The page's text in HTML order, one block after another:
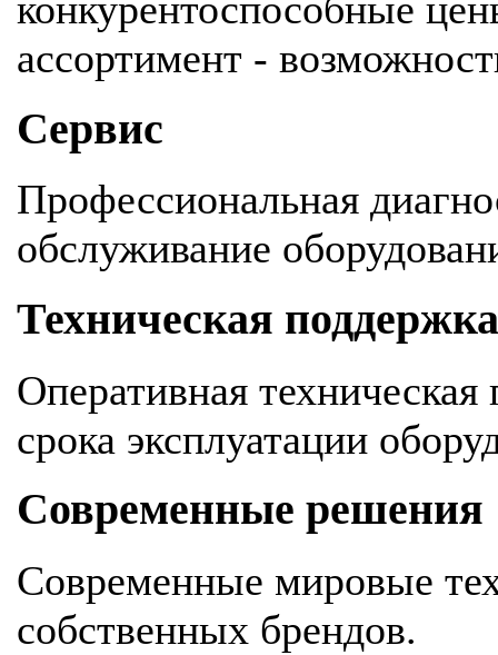
ассортимент -
Сервис
Профессиональная
обслуживание
Техническая поддержка
Оперативная техническая
срока эксплуатации
Современные решения
Современные мировые
собственных брендов.